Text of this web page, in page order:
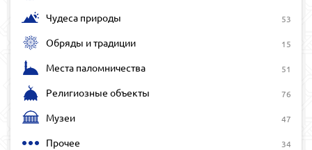
Чудеса природы 53
Обряды и традиции 15
Места паломничества 51
Религиозные объекты 76
Музеи 47
Прочее 34